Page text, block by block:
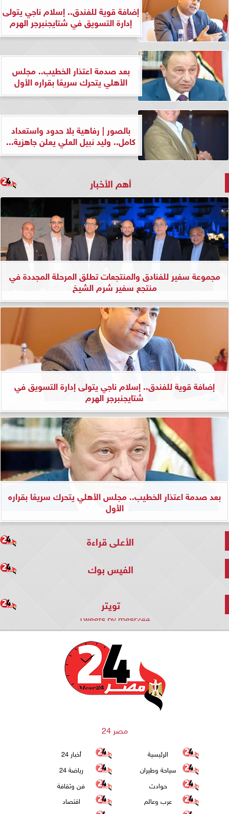
إضافة قوية للفندق.. إسلام ناجي يتولى
إدارة التسويق في شتايجنبرجر الهرم
بعد صدمة اعتذار الخطيب.. مجلس
الأهلي يتحرك سريعًا بقراره الأول
بالصور | رفاهية بلا حدود واستعداد
كامل.. وليد نبيل العلي يعلن جاهزية...
أهم الأخبار
مجموعة سفير للفنادق والمنتجعات تطلق المرحلة المجددة في
منتجع سفير شرم الشيخ
إضافة قوية للفندق.. إسلام ناجي يتولى إدارة التسويق في
شتايجنبرجر الهرم
بعد صدمة اعتذار الخطيب.. مجلس الأهلي يتحرك سريعًا بقراره
الأول
الأعلى قراءة
الفيس بوك
تويتر
Tweets by mesr244
مصر 24
الرئيسية
أخبار 24
سياحة وطيران
رياضة 24
حوادث
فن وثقافة
عرب وعالم
اقتصاد